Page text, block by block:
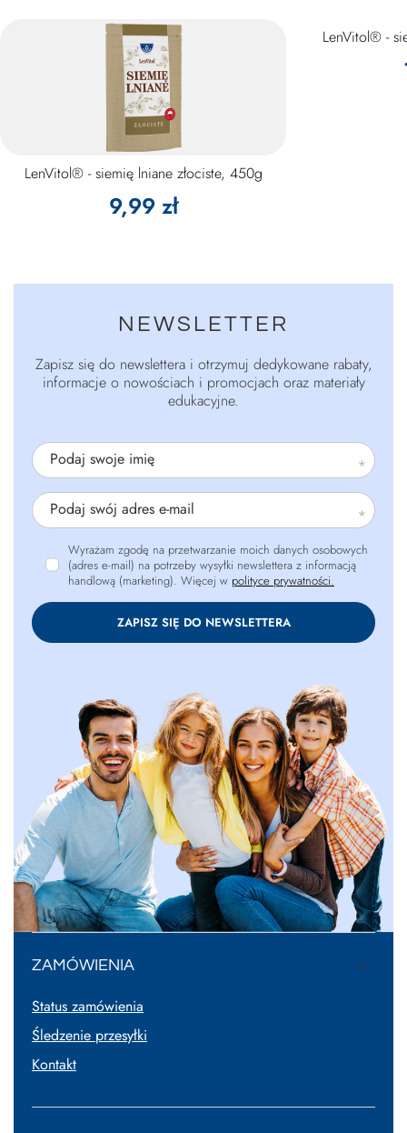
LenVitol® - siemię lniane złociste, 450g
9,99 zł
LenVitol® -
NEWSLETTER
Zapisz się do newslettera i otrzymuj dedykowane rabaty,
informacje o nowościach i promocjach oraz materiały
edukacyjne.
Podaj swoje imię
Podaj swój adres e-mail
Wyrażam zgodę na przetwarzanie moich danych osobowych
(adres e-mail) na potrzeby wysyłki newslettera z informacją
handlową (marketing). Więcej w polityce prywatności.
ZAPISZ SIĘ DO NEWSLETTERA
ZAMÓWIENIA
Status zamówienia
Śledzenie przesyłki
Kontakt